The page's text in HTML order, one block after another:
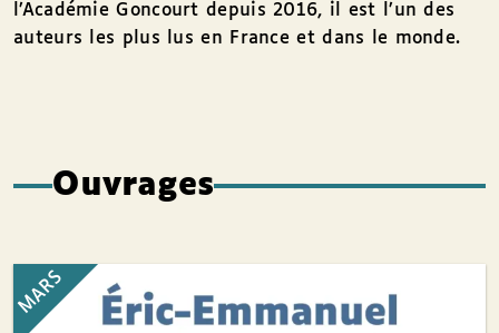
l’Académie Goncourt depuis 2016, il est l’un des
auteurs les plus lus en France et dans le monde.
Ouvrages
MARS